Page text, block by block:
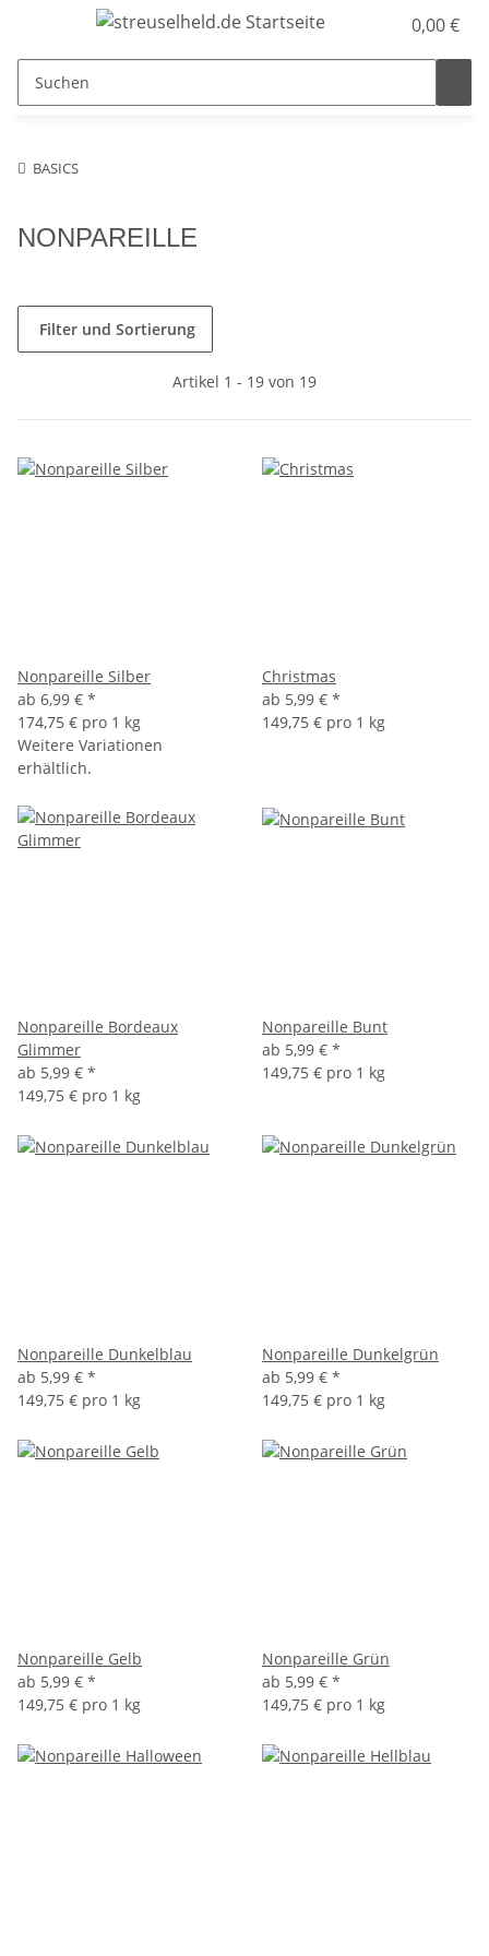
0,00 €
BASICS
NONPAREILLE
Filter und Sortierung
Artikel 1 - 19 von 19
Nonpareille Silber
ab 6,99 € *
174,75 € pro 1 kg
Weitere Variationen
erhältlich.
Christmas
ab 5,99 € *
149,75 € pro 1 kg
Nonpareille Bordeaux
Glimmer
ab 5,99 € *
149,75 € pro 1 kg
Nonpareille Bunt
ab 5,99 € *
149,75 € pro 1 kg
Nonpareille Dunkelblau
ab 5,99 € *
149,75 € pro 1 kg
Nonpareille Dunkelgrün
ab 5,99 € *
149,75 € pro 1 kg
Nonpareille Gelb
ab 5,99 € *
149,75 € pro 1 kg
Nonpareille Grün
ab 5,99 € *
149,75 € pro 1 kg